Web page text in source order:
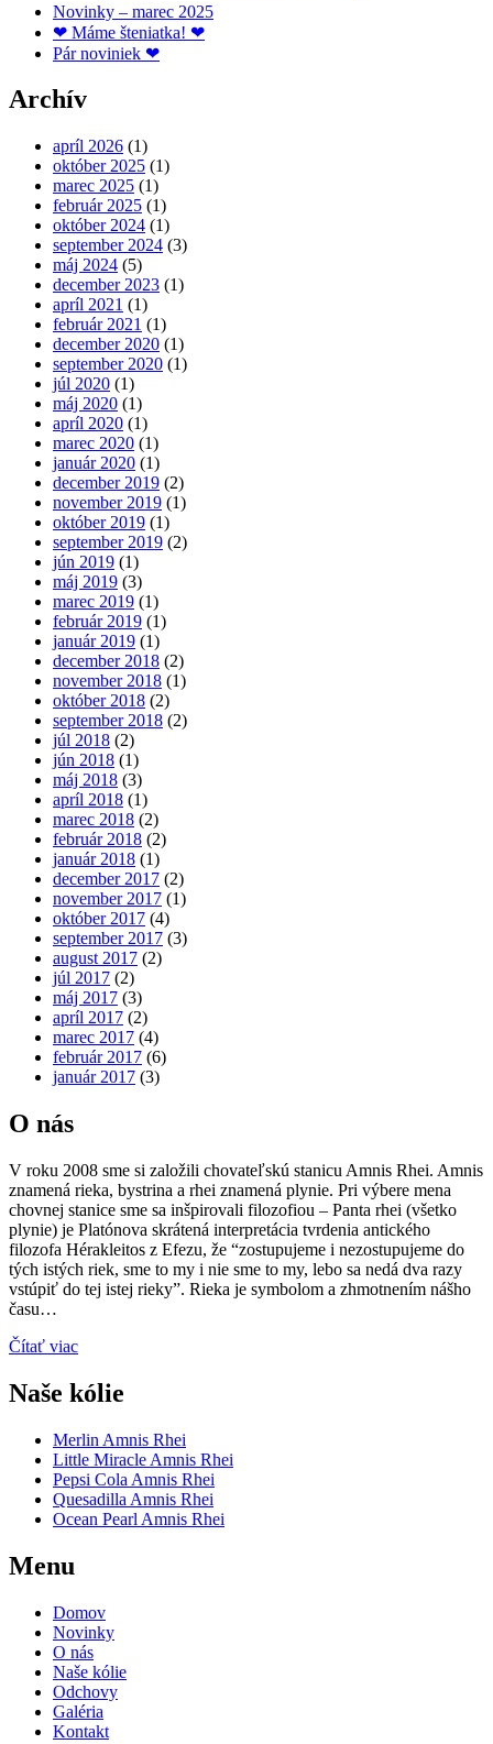
Novinky – marec 2025
❤ Máme šteniatka! ❤
Pár noviniek ❤
Archív
apríl 2026 (1)
október 2025 (1)
marec 2025 (1)
február 2025 (1)
október 2024 (1)
september 2024 (3)
máj 2024 (5)
december 2023 (1)
apríl 2021 (1)
február 2021 (1)
december 2020 (1)
september 2020 (1)
júl 2020 (1)
máj 2020 (1)
apríl 2020 (1)
marec 2020 (1)
január 2020 (1)
december 2019 (2)
november 2019 (1)
október 2019 (1)
september 2019 (2)
jún 2019 (1)
máj 2019 (3)
marec 2019 (1)
február 2019 (1)
január 2019 (1)
december 2018 (2)
november 2018 (1)
október 2018 (2)
september 2018 (2)
júl 2018 (2)
jún 2018 (1)
máj 2018 (3)
apríl 2018 (1)
marec 2018 (2)
február 2018 (2)
január 2018 (1)
december 2017 (2)
november 2017 (1)
október 2017 (4)
september 2017 (3)
august 2017 (2)
júl 2017 (2)
máj 2017 (3)
apríl 2017 (2)
marec 2017 (4)
február 2017 (6)
január 2017 (3)
O nás
V roku 2008 sme si založili chovateľskú stanicu Amnis Rhei. Amnis
znamená rieka, bystrina a rhei znamená plynie. Pri výbere mena
chovnej stanice sme sa inšpirovali filozofiou – Panta rhei (všetko
plynie) je Platónova skrátená interpretácia tvrdenia antického
filozofa Hérakleitos z Efezu, že “zostupujeme i nezostupujeme do
tých istých riek, sme to my i nie sme to my, lebo sa nedá dva razy
vstúpiť do tej istej rieky”. Rieka je symbolom a zhmotnením nášho
času…
Čítať viac
Naše kólie
Merlin Amnis Rhei
Little Miracle Amnis Rhei
Pepsi Cola Amnis Rhei
Quesadilla Amnis Rhei
Ocean Pearl Amnis Rhei
Menu
Domov
Novinky
O nás
Naše kólie
Odchovy
Galéria
Kontakt